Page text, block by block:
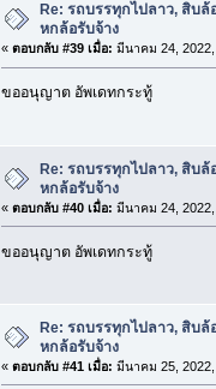
Re: รถบรรทุกไปลาว, สิบล้
หกล้อรับจ้าง
« ตอบกลับ #39 เมื่อ: มีนาคม 24,
ขออนุญาต อัพเดทกระทู้
Re: รถบรรทุกไปลาว, สิบล้
หกล้อรับจ้าง
« ตอบกลับ #40 เมื่อ: มีนาคม 24,
ขออนุญาต อัพเดทกระทู้
Re: รถบรรทุกไปลาว, สิบล้
หกล้อรับจ้าง
« ตอบกลับ #41 เมื่อ: มีนาคม 25,